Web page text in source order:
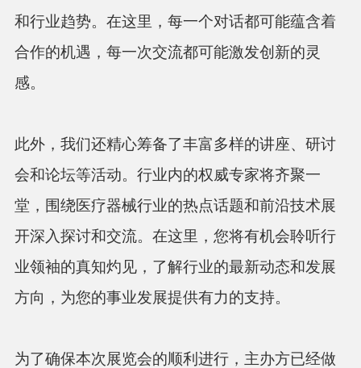
和行业趋势。在这里，每一个对话都可能蕴含着
合作的机遇，每一次交流都可能激发创新的灵
感。
此外，我们还精心筹备了丰富多样的讲座、研讨
会和论坛等活动。行业内的权威专家将齐聚一
堂，围绕医疗器械行业的热点话题和前沿技术展
开深入探讨和交流。在这里，您将有机会聆听行
业领袖的真知灼见，了解行业的最新动态和发展
方向，为您的事业发展提供有力的支持。
为了确保本次展览会的顺利进行，主办方已经做